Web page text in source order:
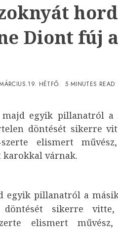
Diont fúj
HÉTFŐ. 5 MINUTES READ
egyik pillanatról a
döntését sikerre
szerte elismert
karokkal várnak.
egyik pillanatról a
sikerre
elismert